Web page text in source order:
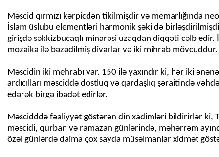
Məscid qırmızı kərpicdən tikilmişdir və memarlığında
İslam üslubu elementləri harmonik şəkildə
girişdə səkkizbucaqlı minarəsi uzaqdan diqqəti cəlb edir.
mozaika ilə bəzədilmiş divarlar və iki mihrab mövcuddur.
Məscidin iki mehrabı var. 150 ilə yaxındır ki, hər iki
ardıcılları məsciddə dostluq və qardaşlıq şəraitində
edərək birgə ibadət edirlər.
Məscidddə fəaliyyət göstərən din xadimləri bildirirlər ki,
məscidi, qurban və ramazan günlərində, məhərrəm
özəl günlərdə daima çox sayda müsəlmanlar xidmət